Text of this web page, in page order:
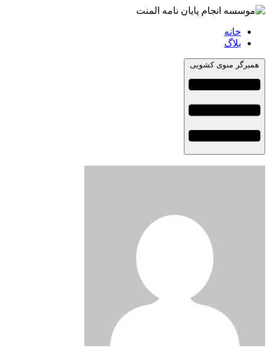
خانه
بلاگ
همبرگر منوی کشویی